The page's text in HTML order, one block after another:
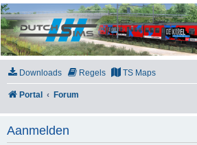
DutchSims
Downloads Regels TS Maps
Portal Forum
Aanmelden